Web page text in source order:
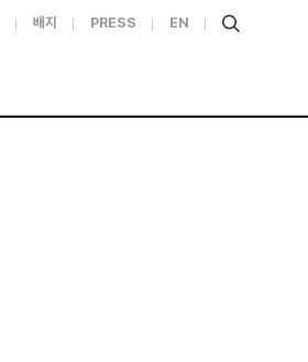
배지 PRESS EN